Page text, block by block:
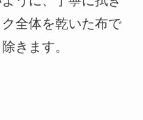
全体を乾いた布で
きます。